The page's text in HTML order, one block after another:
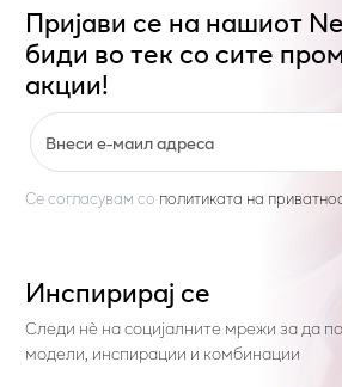
Пријави се на нашиот
биди во тек со сите
акции!
Се согласувам со политиката на
Инспирирај се
Следи нѐ на социјалните мрежи за да
модели, инспирации и комбинации